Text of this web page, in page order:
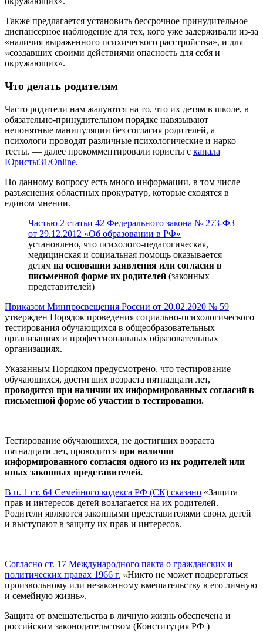
Также предлагается установить бессрочное принудительное
диспансерное наблюдение для тех, кого уже задерживали из-за
«наличия выраженного психического расстройства», и для
«создавших своими действиями опасность для себя и
окружающих».
Что делать родителям
Часто родители нам жалуются на то, что их детям в школе, в
обязательно-принудительном порядке навязывают
непонятные манипуляции без согласия родителей, а
психологи проводят различные психологические и нарко
тесты. — далее прокомментировали юристы с канала
Юристы31/Online.
По данному вопросу есть много информации, в том числе
разъяснения областных прокуратур, которые сходятся в
едином мнении.
Частью 2 статьи 42 Федерального закона № 273-ФЗ
от 29.12.2012 «Об образовании в РФ»
установлено, что психолого-педагогическая,
медицинская и социальная помощь оказывается
детям на основании заявления или согласия в
письменной форме их родителей (законных
представителей)
Приказом Минпросвещения России от 20.02.2020 № 59
утвержден Порядок проведения социально-психологического
тестирования обучающихся в общеобразовательных
организациях и профессиональных образовательных
организациях.
Указанным Порядком предусмотрено, что тестирование
обучающихся, достигших возраста пятнадцати лет,
проводится при наличии их информированных согласий в
письменной форме об участии в тестировании.
Тестирование обучающихся, не достигших возраста
пятнадцати лет, проводится при наличии
информированного согласия одного из их родителей или
иных законных представителей.
В п. 1 ст. 64 Семейного кодекса РФ (СК) сказано «Защита
прав и интересов детей возлагается на их родителей.
Родители являются законными представителями своих детей
и выступают в защиту их прав и интересов.
Согласно ст. 17 Международного пакта о гражданских и
политических правах 1966 г. «Никто не может подвергаться
произвольному или незаконному вмешательству в его личную
и семейную жизнь».
Защита от вмешательства в личную жизнь обеспечена и
российским законодательством (Конституция РФ )